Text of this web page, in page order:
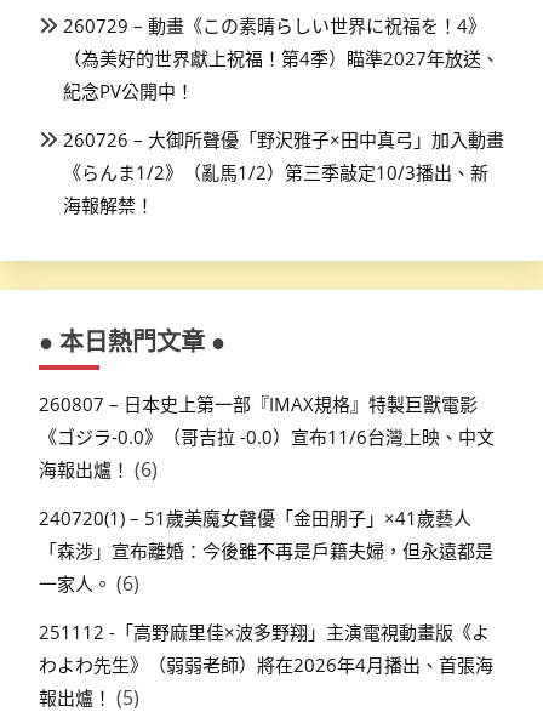
260729 – 動畫《この素晴らしい世界に祝福を！4》
（為美好的世界獻上祝福！第4季）瞄準2027年放送、
紀念PV公開中！
260726 – 大御所聲優「野沢雅子×田中真弓」加入動畫
《らんま1/2》（亂馬1/2）第三季敲定10/3播出、新
海報解禁！
● 本日熱門文章 ●
260807 – 日本史上第一部『IMAX規格』特製巨獸電影
《ゴジラ-0.0》（哥吉拉 -0.0）宣布11/6台灣上映、中文
海報出爐！ (6)
240720(1) – 51歲美魔女聲優「金田朋子」×41歲藝人
「森渉」宣布離婚：今後雖不再是戶籍夫婦，但永遠都是
一家人。 (6)
251112 -「高野麻里佳×波多野翔」主演電視動畫版《よ
わよわ先生》（弱弱老師）將在2026年4月播出、首張海
報出爐！ (5)